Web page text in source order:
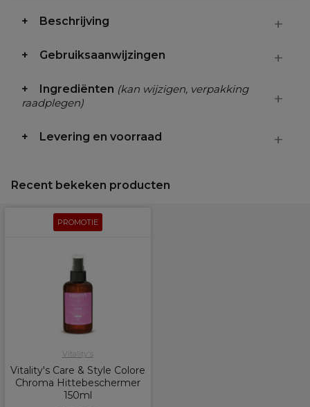
Beschrijving
Gebruiksaanwijzingen
Ingrediënten (kan wijzigen, verpakking
raadplegen)
Levering en voorraad
Recent bekeken producten
PROMOTIE
Vitality's
Vitality's Care & Style Colore
Chroma Hittebeschermer
150ml